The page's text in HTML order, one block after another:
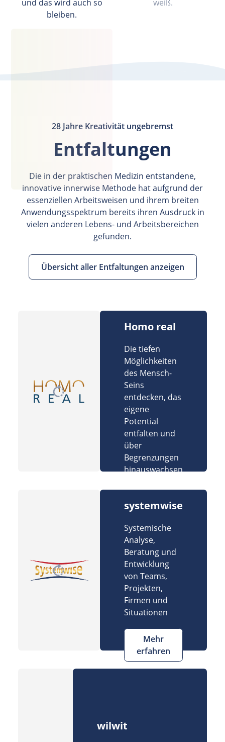
und das wird auch so
bleiben.
weiß.
28 Jahre Kreativität ungebremst
Entfaltungen
Die in der praktischen Medizin entstandene,
innovative innerwise Methode hat aufgrund der
essenziellen Arbeitsweisen und ihrem breiten
Anwendungsspektrum bereits ihren Ausdruck in
vielen anderen Lebens- und Arbeitsbereichen
gefunden.
Übersicht aller Entfaltungen anzeigen
Homo real
Die tiefen
Möglichkeiten
des Mensch-
Seins
entdecken, das
eigene
Potential
entfalten und
über
Begrenzungen
hinauswachsen
systemwise
Systemische
Analyse,
Beratung und
Entwicklung
von Teams,
Projekten,
Firmen und
Situationen
Mehr
erfahren
wilwit